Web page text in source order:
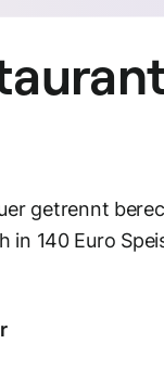
getrennt
140 Euro